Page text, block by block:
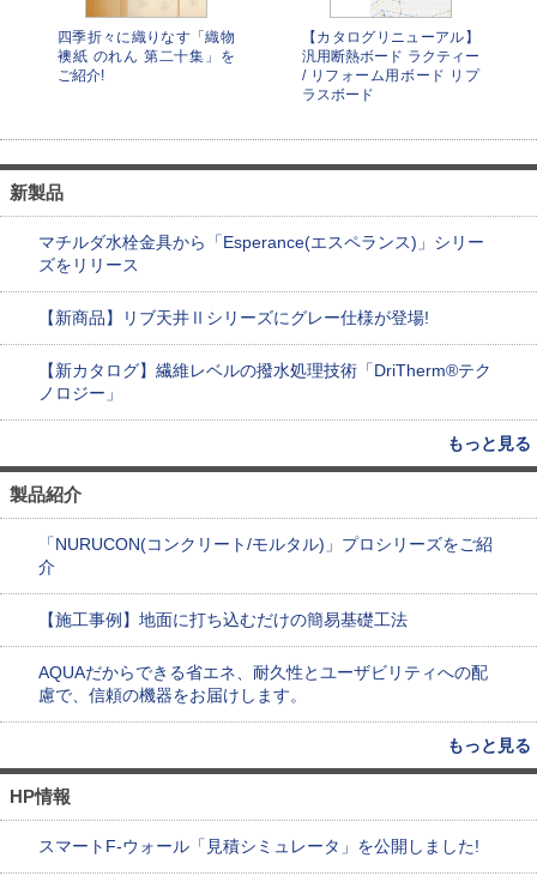
四季折々に織りなす「織物
襖紙 のれん 第二十集」を
ご紹介!
【カタログリニューアル】
汎用断熱ボード ラクティー
/ リフォーム用ボード リプ
ラスボード
新製品
マチルダ水栓金具から「Esperance(エスペランス)」シリー
ズをリリース
【新商品】リブ天井Ⅱシリーズにグレー仕様が登場!
【新カタログ】繊維レベルの撥水処理技術「DriTherm®テク
ノロジー」
もっと見る
製品紹介
「NURUCON(コンクリート/モルタル)」プロシリーズをご紹
介
【施工事例】地面に打ち込むだけの簡易基礎工法
AQUAだからできる省エネ、耐久性とユーザビリティへの配
慮で、信頼の機器をお届けします。
もっと見る
HP情報
スマートF-ウォール「見積シミュレータ」を公開しました!